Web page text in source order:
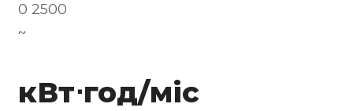
0 2500
~
кВт⋅год/міс